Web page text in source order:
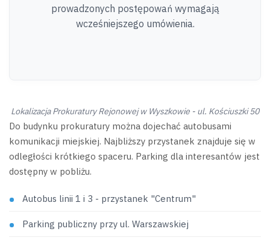
prowadzonych postępowań wymagają
wcześniejszego umówienia.
Lokalizacja Prokuratury Rejonowej w Wyszkowie - ul. Kościuszki 50
Do budynku prokuratury można dojechać autobusami
komunikacji miejskiej. Najbliższy przystanek znajduje się w
odległości krótkiego spaceru. Parking dla interesantów jest
dostępny w pobliżu.
Autobus linii 1 i 3 - przystanek "Centrum"
Parking publiczny przy ul. Warszawskiej